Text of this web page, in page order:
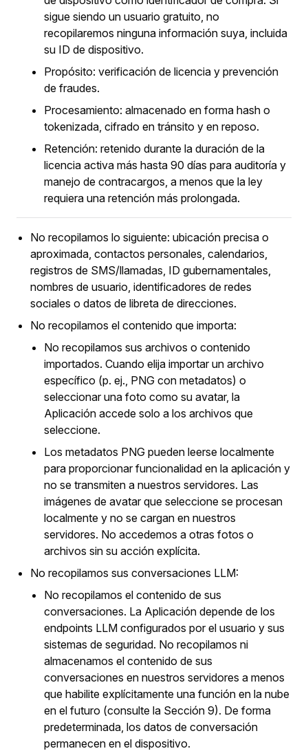
sigue siendo un usuario gratuito, no
recopilaremos ninguna información suya, incluida
su ID de dispositivo.
Propósito: verificación de licencia y prevención
de fraudes.
Procesamiento: almacenado en forma hash o
tokenizada, cifrado en tránsito y en reposo.
Retención: retenido durante la duración de la
licencia activa más hasta 90 días para auditoría y
manejo de contracargos, a menos que la ley
requiera una retención más prolongada.
No recopilamos lo siguiente: ubicación precisa o
aproximada, contactos personales, calendarios,
registros de SMS/llamadas, ID gubernamentales,
nombres de usuario, identificadores de redes
sociales o datos de libreta de direcciones.
No recopilamos el contenido que importa:
No recopilamos sus archivos o contenido
importados. Cuando elija importar un archivo
específico (p. ej., PNG con metadatos) o
seleccionar una foto como su avatar, la
Aplicación accede solo a los archivos que
seleccione.
Los metadatos PNG pueden leerse localmente
para proporcionar funcionalidad en la aplicación y
no se transmiten a nuestros servidores. Las
imágenes de avatar que seleccione se procesan
localmente y no se cargan en nuestros
servidores. No accedemos a otras fotos o
archivos sin su acción explícita.
No recopilamos sus conversaciones LLM:
No recopilamos el contenido de sus
conversaciones. La Aplicación depende de los
endpoints LLM configurados por el usuario y sus
sistemas de seguridad. No recopilamos ni
almacenamos el contenido de sus
conversaciones en nuestros servidores a menos
que habilite explícitamente una función en la nube
en el futuro (consulte la Sección 9). De forma
predeterminada, los datos de conversación
permanecen en el dispositivo.